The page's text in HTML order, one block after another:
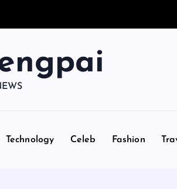
Technology Celeb Fashion